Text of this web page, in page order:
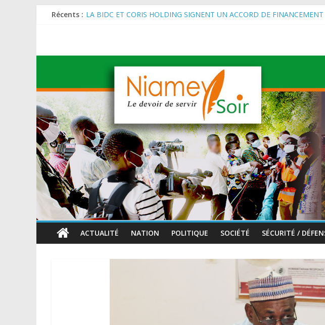
Récents : LA BIDC ET CORIS HOLDING SIGNENT UN ACCORD DE
AES : Le Chef de l’Etat a reçu en audience à Maradi les ministres en
MARADI : Le Président de la République, Chef de l’État, S.E le Général
de l’Arbre (JNA).
ACTUALITÉ NATION POLITIQUE SOCIÉTÉ SÉCURITÉ /